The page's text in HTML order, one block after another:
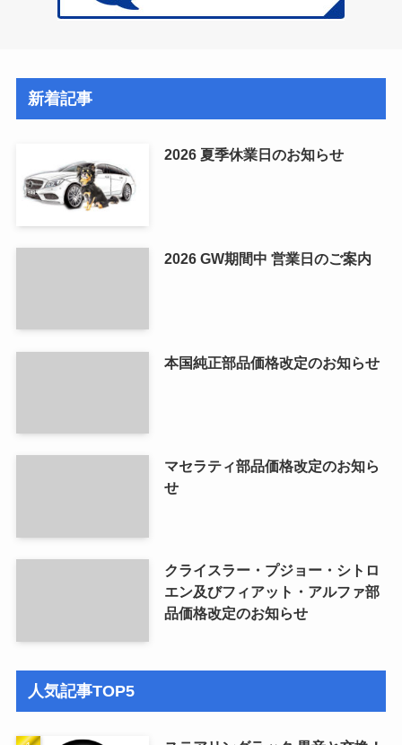
新着記事
2026 夏季休業日のお知らせ
2026 GW期間中 営業日のご案内
本国純正部品価格改定のお知らせ
マセラティ部品価格改定のお知ら
せ
クライスラー・プジョー・シトロ
エン及びフィアット・アルファ部
品価格改定のお知らせ
人気記事TOP5